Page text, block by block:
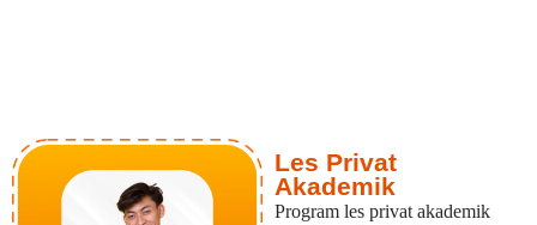
Les Privat
Akademik
Program les privat akademik